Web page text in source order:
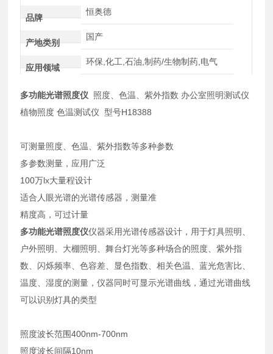
品牌
恒奥德
产地类别
国产
应用领域
环保,化工,石油,制药/生物制药,电气
多功能光谱照度仪 照度、色温、紫外指数 办公室照明测试仪
植物照度 色温测试仪 型号H18388
可测量照度、色温、紫外指数等多种参数
多参数测量，应用广泛
100万lx大量程设计
适合人眼光谱的光谱传感器，测量准
精度高，可过计量
多功能光谱照度仪仪器采用光谱传感器设计，用于灯具照明、
户外照明、大棚照明、舞台灯光等多种场合的照度、紫外指
数、闪烁频率、色容差、显色指数、相关色温、蓝光危害比、
温度、湿度的测量，仪器同时可显示光谱曲线，通过光谱曲线
可以识别灯具的类型
照度波长范围400nm-700nm
照度波长间隔10nm